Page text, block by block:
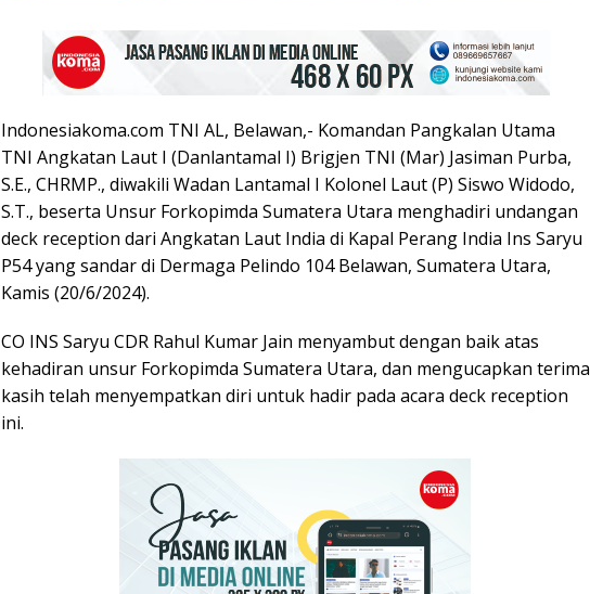
Indonesiakoma.com TNI AL, Belawan,- Komandan Pangkalan Utama
TNI Angkatan Laut I (Danlantamal I) Brigjen TNI (Mar) Jasiman Purba,
S.E., CHRMP., diwakili Wadan Lantamal I Kolonel Laut (P) Siswo Widodo,
S.T., beserta Unsur Forkopimda Sumatera Utara menghadiri undangan
deck reception dari Angkatan Laut India di Kapal Perang India Ins Saryu
P54 yang sandar di Dermaga Pelindo 104 Belawan, Sumatera Utara,
Kamis (20/6/2024).
CO INS Saryu CDR Rahul Kumar Jain menyambut dengan baik atas
kehadiran unsur Forkopimda Sumatera Utara, dan mengucapkan terima
kasih telah menyempatkan diri untuk hadir pada acara deck reception
ini.